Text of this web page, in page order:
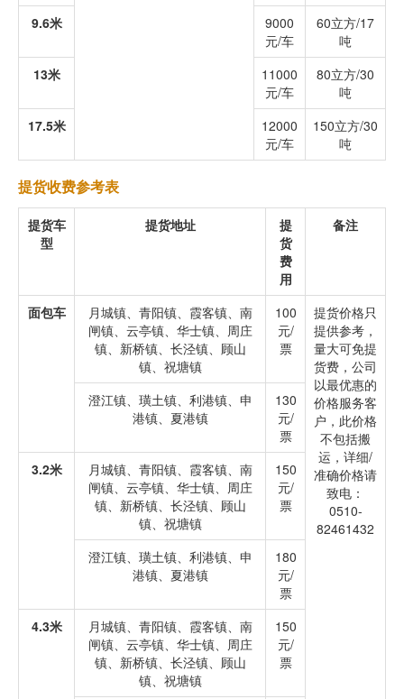
9.6米
9000
元/车
60立方/17
吨
13米
11000
元/车
80立方/30
吨
17.5米
12000
元/车
150立方/30
吨
提货收费参考表
提货车
型
提货地址
提
货
费
用
备注
面包车
月城镇、青阳镇、霞客镇、南
闸镇、云亭镇、华士镇、周庄
镇、新桥镇、长泾镇、顾山
镇、祝塘镇
100
元/
票
提货价格只
提供参考，
量大可免提
货费，公司
以最优惠的
价格服务客
户，此价格
不包括搬
运，详细/
准确价格请
致电：
0510-
82461432
澄江镇、璜土镇、利港镇、申
港镇、夏港镇
130
元/
票
3.2米
月城镇、青阳镇、霞客镇、南
闸镇、云亭镇、华士镇、周庄
镇、新桥镇、长泾镇、顾山
镇、祝塘镇
150
元/
票
澄江镇、璜土镇、利港镇、申
港镇、夏港镇
180
元/
票
4.3米
月城镇、青阳镇、霞客镇、南
闸镇、云亭镇、华士镇、周庄
镇、新桥镇、长泾镇、顾山
镇、祝塘镇
150
元/
票